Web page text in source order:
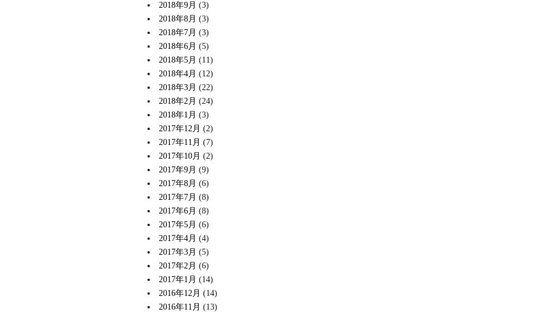
2018年9月 (3)
2018年8月 (3)
2018年7月 (3)
2018年6月 (5)
2018年5月 (11)
2018年4月 (12)
2018年3月 (22)
2018年2月 (24)
2018年1月 (3)
2017年12月 (2)
2017年11月 (7)
2017年10月 (2)
2017年9月 (9)
2017年8月 (6)
2017年7月 (8)
2017年6月 (8)
2017年5月 (6)
2017年4月 (4)
2017年3月 (5)
2017年2月 (6)
2017年1月 (14)
2016年12月 (14)
2016年11月 (13)